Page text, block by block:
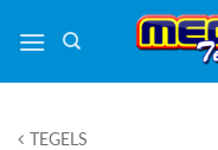
naar
TEGELS